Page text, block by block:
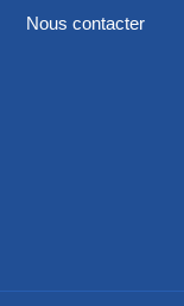
Nous contacter